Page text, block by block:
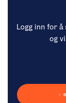
Logg inn for
og
Laster inn